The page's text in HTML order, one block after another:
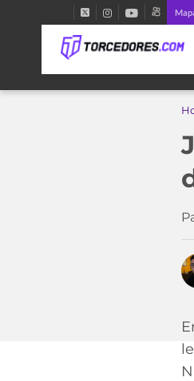
Acesse o perfil do